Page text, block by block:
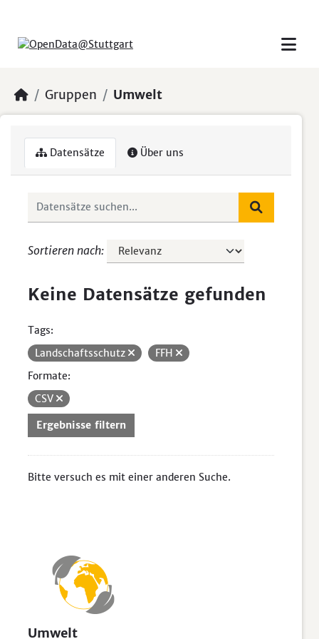
Gruppen Umwelt
Umwelt
Datensätze Über uns
Sortieren nach
Keine Datensätze gefunden
Tags:
Landschaftsschutz
FFH
Formate:
CSV
Ergebnisse filtern
Bitte versuch es mit einer anderen Suche.